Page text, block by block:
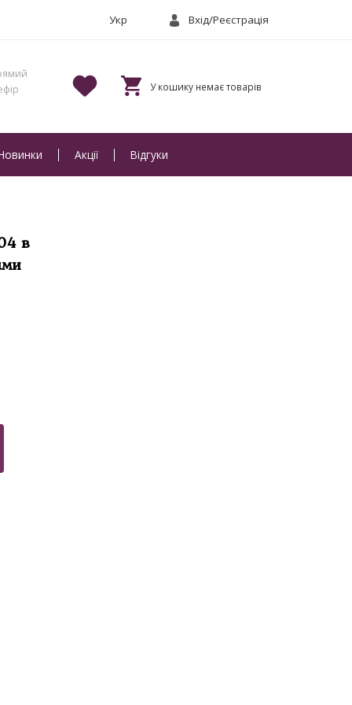
Вхід/Реєстрація
Акції Відгуки
в